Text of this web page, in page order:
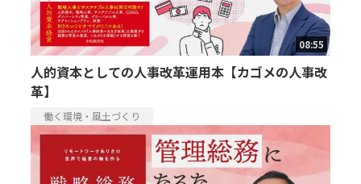
08:55
人的資本としての人事改革運用本【カゴメの人事改
革】
働く環境・風土づくり